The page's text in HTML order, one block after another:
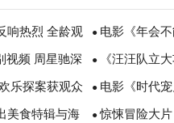
响热烈 全龄观 ● 电影《年会
谈会深度研讨
视频 周星驰深 ● 《汪汪队立
影院陪孩子过
乐探案获观众 ● 电影《时代
诠释爱与宽恕
美食特辑与海 ●惊悚冒险大